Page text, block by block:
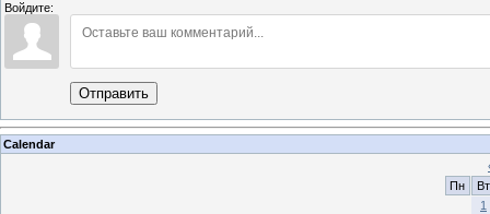
Войдите:
Отправить
Calendar
Пн
Вт
1